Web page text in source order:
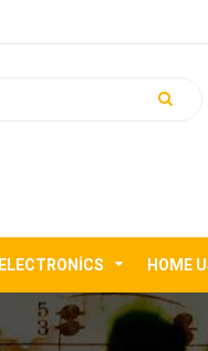
ELECTRONICS HOME